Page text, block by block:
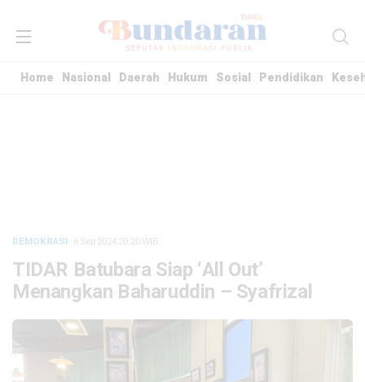
Home Nasional Daerah Hukum Sosial Pendidikan
DEMOKRASI · 6 Sep 2024 20:20WIB
TIDAR Batubara Siap ‘All Out’
Menangkan Baharuddin – Syafrizal